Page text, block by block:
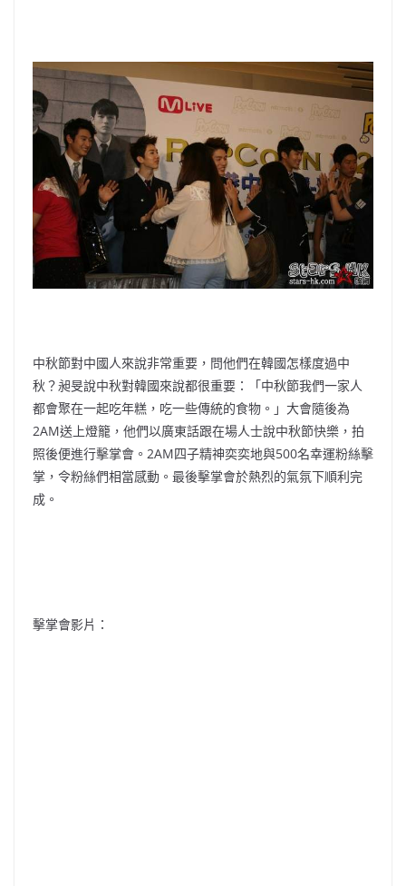
中秋節對中國人來說非常重要，問他們在韓國怎樣度過中
秋？昶旻說中秋對韓國來說都很重要：「中秋節我們一家人
都會聚在一起吃年糕，吃一些傳統的食物。」大會隨後為
2AM送上燈籠，他們以廣東話跟在場人士說中秋節快樂，拍
照後便進行擊掌會。2AM四子精神奕奕地與500名幸運粉絲擊
掌，令粉絲們相當感動。最後擊掌會於熱烈的氣氛下順利完
成。
擊掌會影片：